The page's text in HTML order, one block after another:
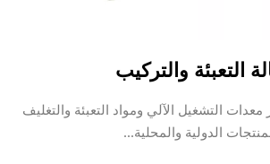
التعبئة والتركيب
التشغيل الآلي ومواد التعبئة والتغليف
الدولية والمحلية...